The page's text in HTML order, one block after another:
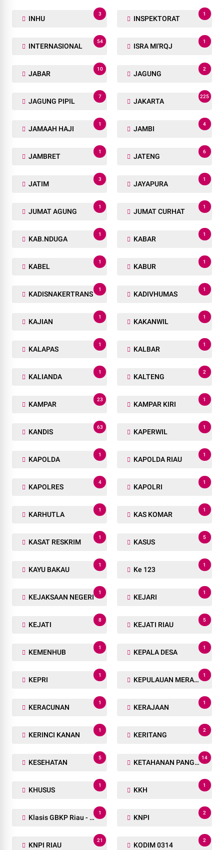
INHU
3
INSPEKTORAT
1
INTERNASIONAL
54
ISRA MI'RQJ
1
JABAR
10
JAGUNG
2
JAGUNG PIPIL
7
JAKARTA
225
JAMAAH HAJI
1
JAMBI
4
JAMBRET
1
JATENG
6
JATIM
3
JAYAPURA
1
JUMAT AGUNG
1
JUMAT CURHAT
1
KAB.NDUGA
1
KABAR
1
KABEL
1
KABUR
1
KADISNAKERTRANS
1
KADIVHUMAS
1
KAJIAN
1
KAKANWIL
1
KALAPAS
1
KALBAR
1
KALIANDA
1
KALTENG
2
KAMPAR
23
KAMPAR KIRI
1
KANDIS
63
KAPERWIL
1
KAPOLDA
1
KAPOLDA RIAU
1
KAPOLRES
4
KAPOLRI
1
KARHUTLA
1
KAS KOMAR
1
KASAT RESKRIM
1
KASUS
5
KAYU BAKAU
1
Ke 123
1
KEJAKSAAN NEGERI
1
KEJARI
1
KEJATI
8
KEJATI RIAU
5
KEMENHUB
1
KEPALA DESA
1
KEPRI
1
KEPULAUAN MERANTI
1
KERACUNAN
1
KERAJAAN
1
KERINCI KANAN
1
KERITANG
2
KESEHATAN
5
KETAHANAN PANGAN
14
KHUSUS
1
KKH
1
Klasis GBKP Riau - Sumbar.
1
KNPI
2
KNPI RIAU
21
KODIM 0314
2